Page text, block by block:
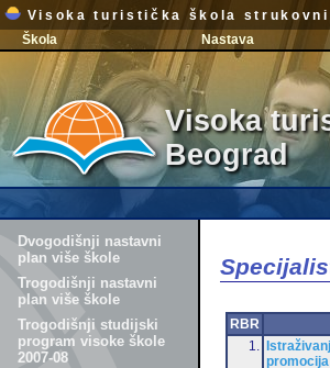
Visoka turistička škola
Škola
Nastava
Visoka
Beograd
Dvogodišnji nastavni
plan više škole
Trogodišnji nastavni
plan više škole
Trogodišnji studijski
program visoke škole
2007-08
RBR
1.